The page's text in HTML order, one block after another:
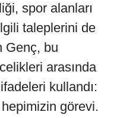
spor alanları
taleplerini de
Genç, bu
arasında
kullandı:
görevi.